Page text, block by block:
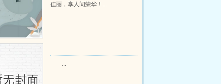
佳丽，享人间荣华！...
...